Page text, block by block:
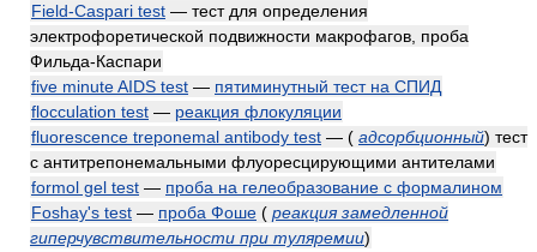
Field-Caspari test — тест для определения
электрофоретической подвижности макрофагов, проба
Фильда-Каспари
five minute AIDS test — пятиминутный тест на СПИД
flocculation test — реакция флокуляции
fluorescence treponemal antibody test — ( адсорбционный) тест
с антитрепонемальными флуоресцирующими антителами
formol gel test — проба на гелеобразование с формалином
Foshay's test — проба Фоше ( реакция замедленной
гиперчувствительности при туляремии)